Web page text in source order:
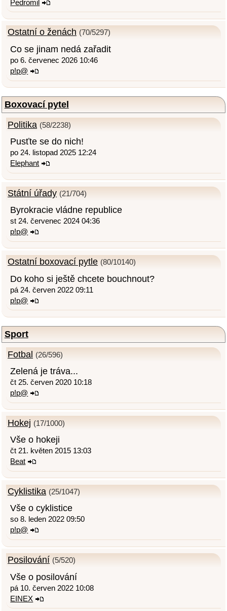
Pedromil
Ostatní o ženách (70/5297)
Co se jinam nedá zařadit
po 6. červenec 2026 10:46
p!p@
Boxovací pytel
Politika (58/2238)
Pusťte se do nich!
po 24. listopad 2025 12:24
Elephant
Státní úřady (21/704)
Byrokracie vládne republice
st 24. červenec 2024 04:36
p!p@
Ostatní boxovací pytle (80/10140)
Do koho si ještě chcete bouchnout?
pá 24. červen 2022 09:11
p!p@
Sport
Fotbal (26/596)
Zelená je tráva...
čt 25. červen 2020 10:18
p!p@
Hokej (17/1000)
Vše o hokeji
čt 21. květen 2015 13:03
Beat
Cyklistika (25/1047)
Vše o cyklistice
so 8. leden 2022 09:50
p!p@
Posilování (5/520)
Vše o posilování
pá 10. červen 2022 10:08
EINEX